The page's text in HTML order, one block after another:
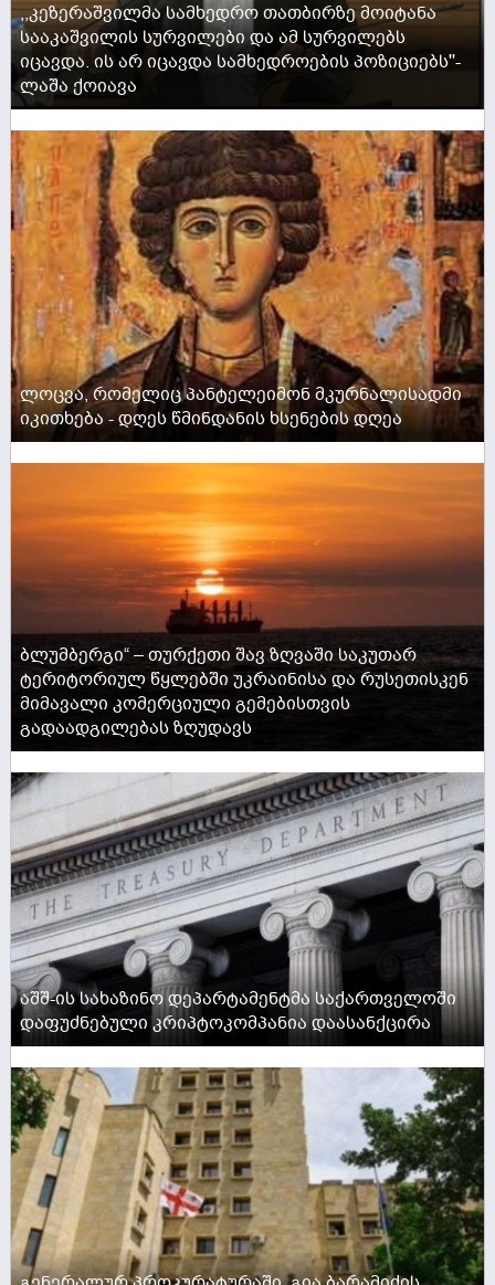
,,კეზერაშვილმა სამხედრო თათბირზე მოიტანა
სააკაშვილის სურვილები და ამ სურვილებს
იცავდა. ის არ იცავდა სამხედროების პოზიციებს''-
ლაშა ქოიავა
ლოცვა, რომელიც პანტელეიმონ მკურნალისადმი
იკითხება - დღეს წმინდანის ხსენების დღეა
ბლუმბერგი“ – თურქეთი შავ ზღვაში საკუთარ
ტერიტორიულ წყლებში უკრაინისა და რუსეთისკენ
მიმავალი კომერციული გემებისთვის
გადაადგილებას ზღუდავს
აშშ-ის სახაზინო დეპარტამენტმა საქართველოში
დაფუძნებული კრიპტოკომპანია დაასანქცირა